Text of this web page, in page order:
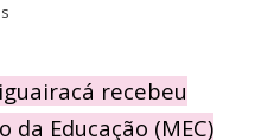
recebeu
Educação (MEC)